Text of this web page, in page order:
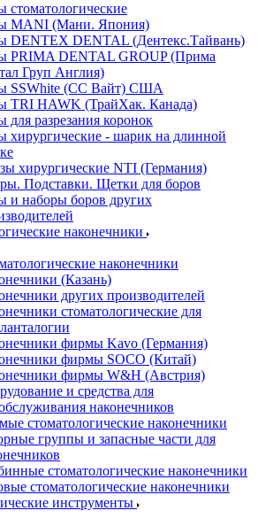
стоматологические
MANI (Мани. Япония)
DENTEX DENTAL (Дентекс.Тайвань)
PRIMA DENTAL GROUP (Прима
Груп Англия)
SSWhite (СС Вайт) США
TRI HAWK (ТрайХак. Канада)
для разрезания коронок
хирургические - шарик на длинной
хирургические NTI (Германия)
Подставки. Щетки для боров
и наборы боров других
наконечники
наконечники
(Казань)
других производителей
стоматологические для
фирмы Kavo (Германия)
фирмы SOCO (Китай)
фирмы W&H (Австрия)
и средства для
наконечников
стоматологические наконечники
группы и запасные части для
стоматологические наконечники
стоматологические наконечники
инструменты